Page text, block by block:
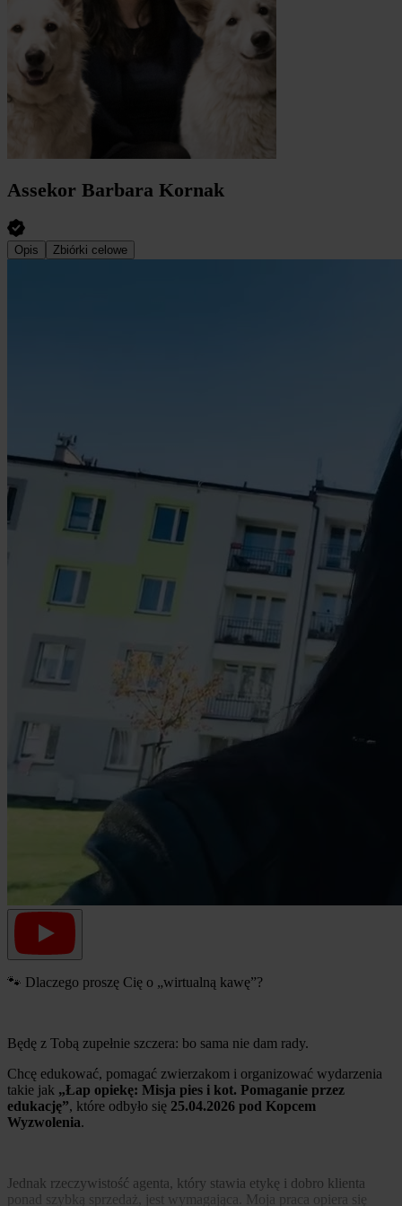
Assekor Barbara Kornak
Opis Zbiórki celowe
🐾 Dlaczego proszę Cię o „wirtualną kawę”?
Będę z Tobą zupełnie szczera: bo sama nie dam rady.
Chcę edukować, pomagać zwierzakom i organizować wydarzenia
takie jak „Łap opiekę: Misja pies i kot. Pomaganie przez
edukację”, które odbyło się 25.04.2026 pod Kopcem
Wyzwolenia.
Jednak rzeczywistość agenta, który stawia etykę i dobro klienta
ponad szybką sprzedaż, jest wymagająca. Moja praca opiera się